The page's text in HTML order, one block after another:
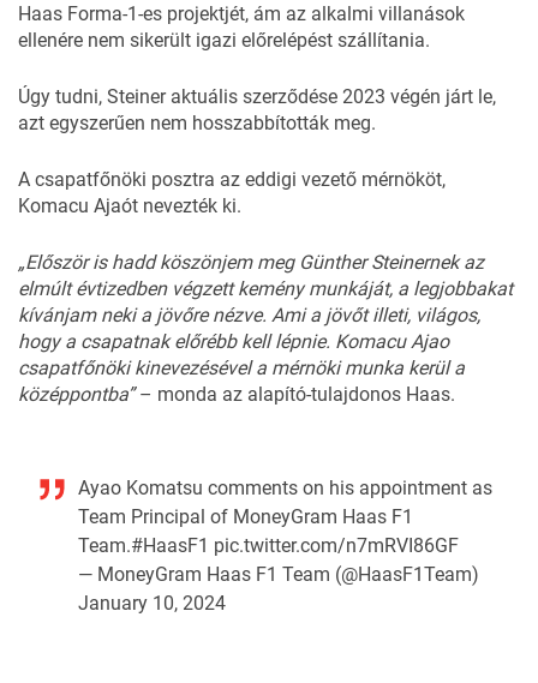
Haas Forma-1-es projektjét, ám az alkalmi villanások
ellenére nem sikerült igazi előrelépést szállítania.
Úgy tudni, Steiner aktuális szerződése 2023 végén járt le,
azt egyszerűen nem hosszabbították meg.
A csapatfőnöki posztra az eddigi vezető mérnököt,
Komacu Ajaót nevezték ki.
„Először is hadd köszönjem meg Günther Steinernek az
elmúlt évtizedben végzett kemény munkáját, a legjobbakat
kívánjam neki a jövőre nézve. Ami a jövőt illeti, világos,
hogy a csapatnak előrébb kell lépnie. Komacu Ajao
csapatfőnöki kinevezésével a mérnöki munka kerül a
középpontba”– monda az alapító-tulajdonos Haas.
Ayao Komatsu comments on his appointment as
Team Principal of MoneyGram Haas F1
Team.#HaasF1 pic.twitter.com/n7mRVI86GF
— MoneyGram Haas F1 Team (@HaasF1Team)
January 10, 2024